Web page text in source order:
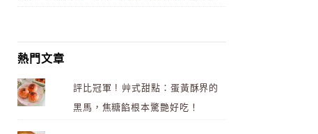
熱門文章
評比冠軍 ! 艸式甜點：蛋黃酥界的
黑馬，焦糖餡根本驚艷好吃！